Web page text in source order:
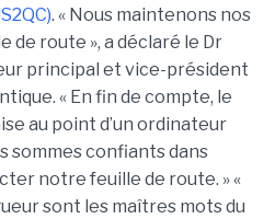
. « Nous maintenons nos
route », a déclaré le Dr
principal et vice-président
« En fin de compte, le
au point d’un ordinateur
sommes confiants dans
notre feuille de route. »«
sont les maîtres mots du